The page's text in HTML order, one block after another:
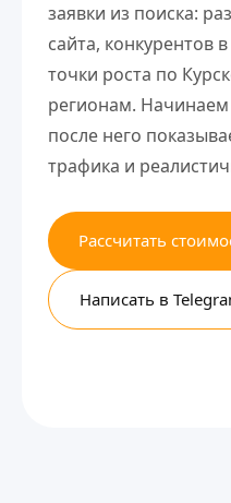
заявки из поиска:
сайта, конкурентов
точки роста по
регионам. Начинаем
после него
трафика и
Рассчитать
Написать в